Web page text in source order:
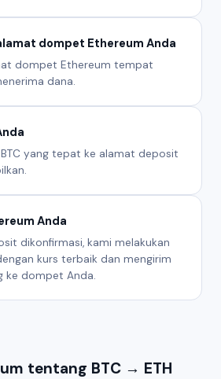
dompet Ethereum Anda
dompet Ethereum tempat
dana.
yang tepat ke alamat deposit
Anda
dikonfirmasi, kami melakukan
kurs terbaik dan mengirim
ke dompet Anda.
tentang BTC → ETH